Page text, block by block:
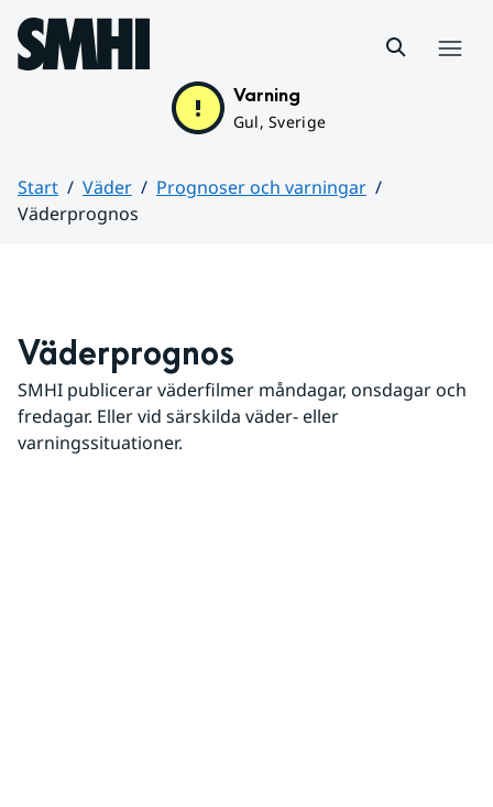
Hoppa till sidans innehåll
Varning
Gul, Sverige
Start Väder
Prognoser och varningar
Väderprognos
Väderprognos
SMHI publicerar väderfilmer måndagar, onsdagar och
fredagar. Eller vid särskilda väder- eller
varningssituationer.